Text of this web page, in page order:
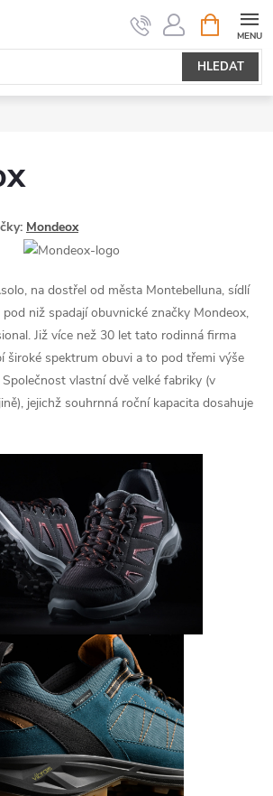
HLEDAT
NÁKUPNÍ
KOŠÍK
Mondeox
na dostřel od města Montebelluna, sídlí
niž spadají obuvnické značky Mondeox,
Již více než 30 let tato rodinná firma
široké spektrum obuvi a to pod třemi výše
vlastní dvě velké fabriky (v
jejichž souhrnná roční kapacita dosahuje